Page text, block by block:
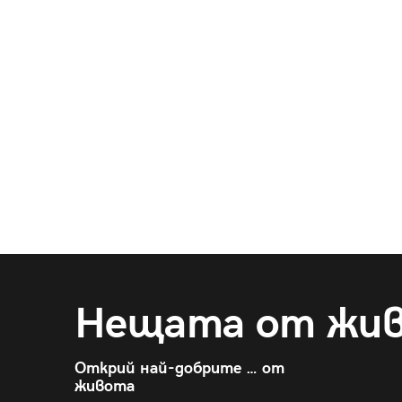
Нещата от
Открий най-добрите … от
живота